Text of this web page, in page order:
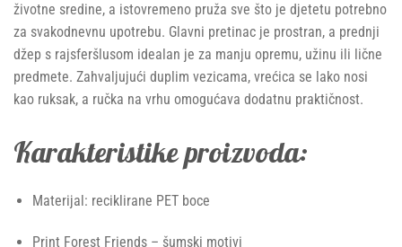
životne sredine, a istovremeno pruža sve što je djetetu potrebno
za svakodnevnu upotrebu. Glavni pretinac je prostran, a prednji
džep s rajsferšlusom idealan je za manju opremu, užinu ili lične
predmete. Zahvaljujući duplim vezicama, vrećica se lako nosi
kao ruksak, a ručka na vrhu omogućava dodatnu praktičnost.
Karakteristike proizvoda:
Materijal: reciklirane PET boce
Print Forest Friends – šumski motivi